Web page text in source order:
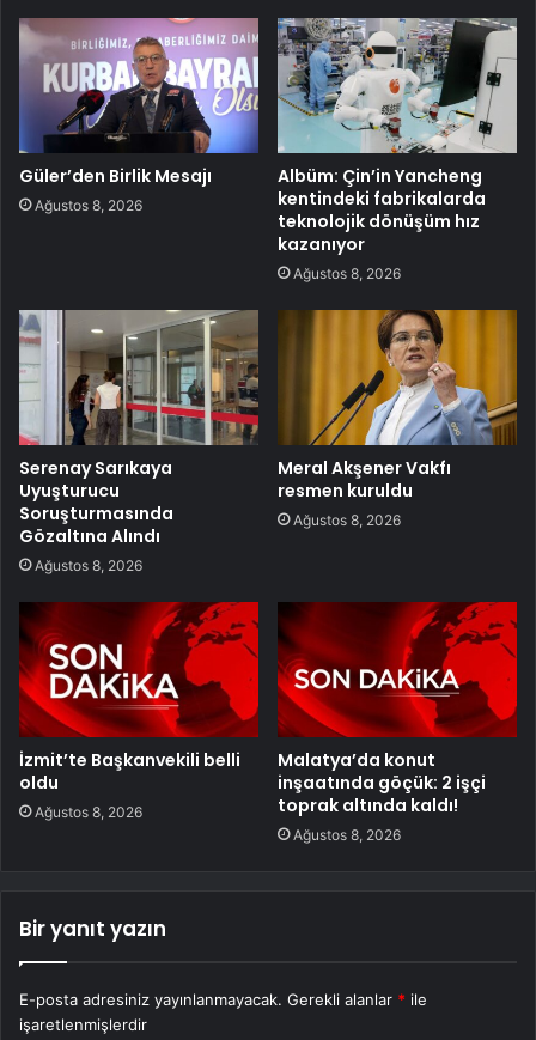
Güler’den Birlik Mesajı
Ağustos 8, 2026
Albüm: Çin’in Yancheng
kentindeki fabrikalarda
teknolojik dönüşüm hız
kazanıyor
Ağustos 8, 2026
Serenay Sarıkaya
Uyuşturucu
Soruşturmasında
Gözaltına Alındı
Ağustos 8, 2026
Meral Akşener Vakfı
resmen kuruldu
Ağustos 8, 2026
İzmit’te Başkanvekili belli
oldu
Ağustos 8, 2026
Malatya’da konut
inşaatında göçük: 2 işçi
toprak altında kaldı!
Ağustos 8, 2026
Bir yanıt yazın
E-posta adresiniz yayınlanmayacak. Gerekli alanlar * ile
işaretlenmişlerdir